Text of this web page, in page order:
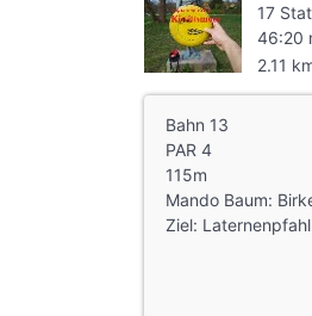
17
46:20
2.11
Bahn 13
PAR 4
115m
Mando Baum:
Ziel: Laternenpfahl